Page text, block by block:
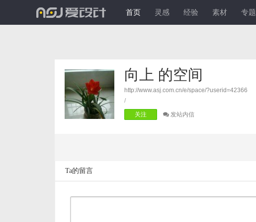
爱 首页 灵感 经验 素材 专题
向上 的空间
http://www.asj.com.cn/e/space/?userid=42366
/
关注
发站内信
Ta的留言